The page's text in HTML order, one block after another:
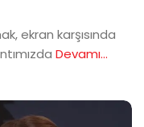
ekran karşısında
Devamı...